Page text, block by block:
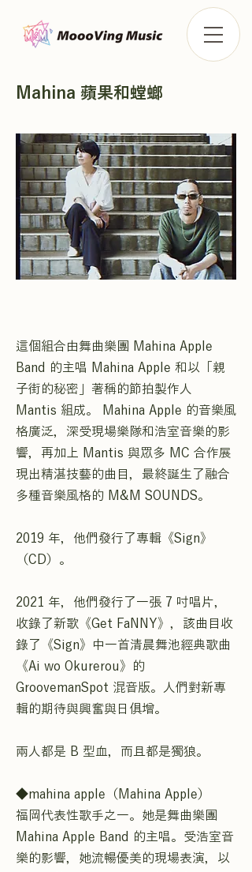
這個組合由舞曲樂團 Mahina Apple
Band 的主唱 Mahina Apple 和以「親
子街的秘密」著稱的節拍製作人
Mantis 組成。 Mahina Apple 的音樂風
格廣泛，深受現場樂隊和浩室音樂的影
響，再加上 Mantis 與眾多 MC 合作展
現出精湛技藝的曲目，最終誕生了融合
多種音樂風格的 M&M SOUNDS。
2019 年，他們發行了專輯《Sign》
（CD）。
2021 年，他們發行了一張 7 吋唱片，
收錄了新歌《Get FaNNY》，該曲目收
錄了《Sign》中一首清晨舞池經典歌曲
《Ai wo Okurerou》的
GroovemanSpot 混音版。人們對新專
輯的期待與興奮與日俱增。
兩人都是 B 型血，而且都是獨狼。
◆mahina apple（Mahina Apple）
福岡代表性歌手之一。她是舞曲樂團
Mahina Apple Band 的主唱。受浩室音
樂的影響，她流暢優美的現場表演，以
Mahina 蘋果和螳螂